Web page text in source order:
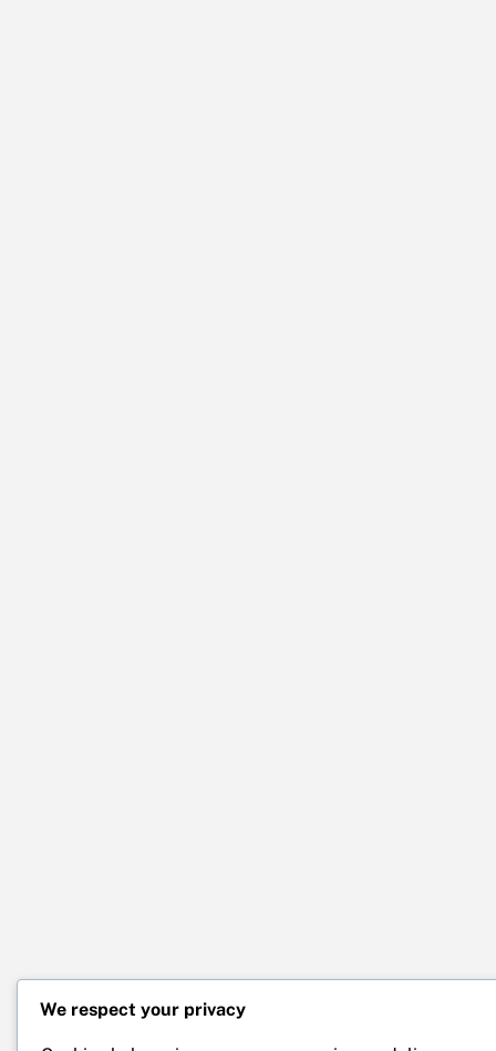
We respect your privacy